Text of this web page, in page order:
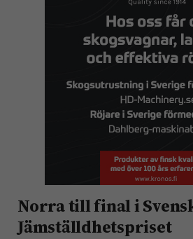
Norra till final i
Jämställdhetspriset